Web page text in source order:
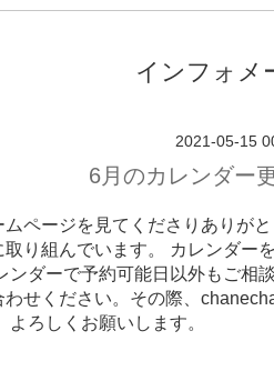
インフォメ
2021-05-15
6月のカレンダー
ムページを見てくださりありが
取り組んでいます。 カレンダー
ンダーで予約可能日以外もご相
わせください。その際、
よろしくお願いします。